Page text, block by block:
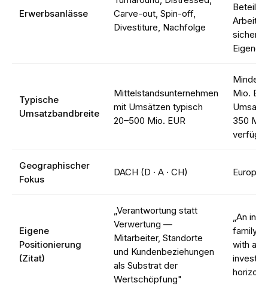
Erwerbsanlässe
Carve-out, Spin-off,
Divestiture, Nachfolge
Typische
Umsatzbandbreite
Mittelstandsunternehmen
mit Umsätzen typisch
20–500 Mio. EUR
Mio.
350
Geographischer
Fokus
DACH (D · A · CH) Europa
Eigene
Positionierung
(Zitat)
„Verantwortung statt
Verwertung —
Mitarbeiter, Standorte
und Kunden­beziehungen
als Substrat der
Wertschöpfung"
„An
family
with a